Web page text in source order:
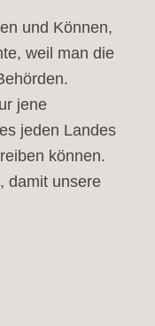
und Können,
weil man die
jene
jeden Landes
können.
damit unsere